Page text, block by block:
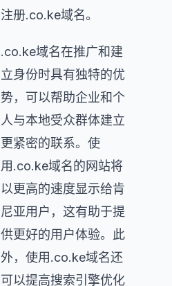
注册.co.ke域名。
.co.ke域名在推广和建
立身份时具有独特的优
势，可以帮助企业和个
人与本地受众群体建立
更紧密的联系。使
用.co.ke域名的网站将
以更高的速度显示给肯
尼亚用户，这有助于提
供更好的用户体验。此
外，使用.co.ke域名还
可以提高搜索引擎优化